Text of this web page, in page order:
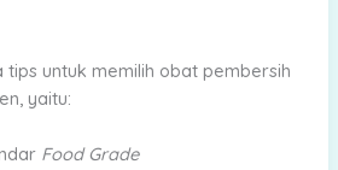
untuk memilih obat pembersih
yaitu:
Food Grade